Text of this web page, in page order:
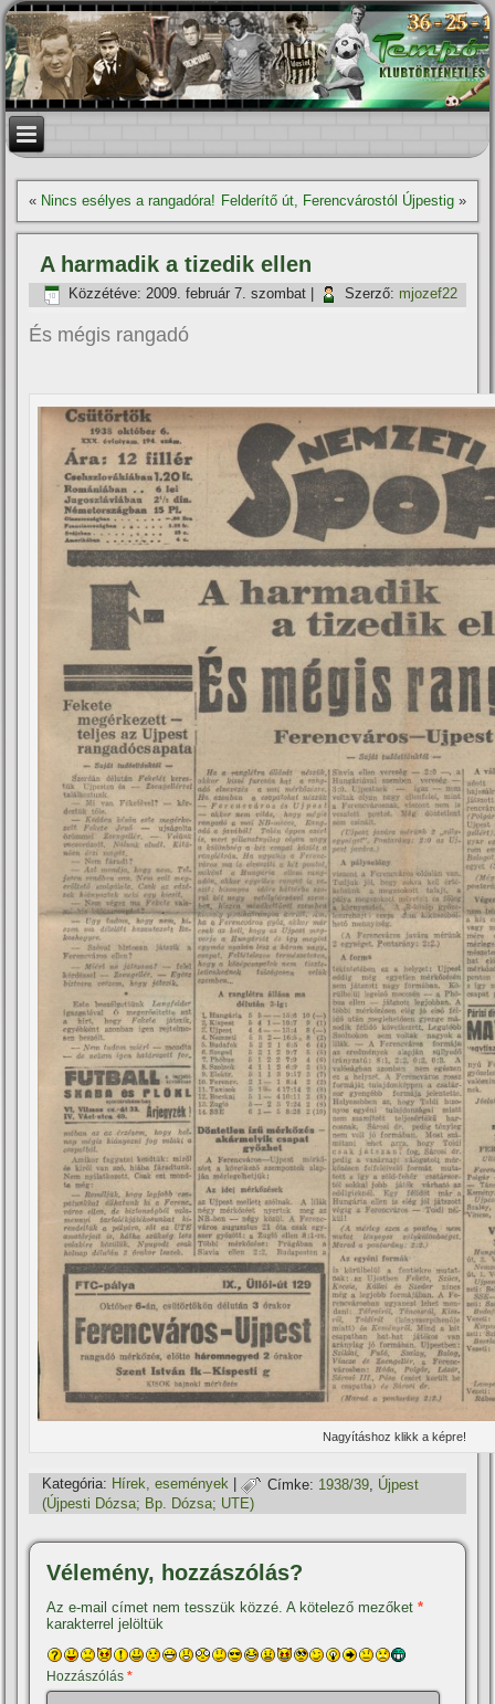
« Nincs esélyes a rangadóra! Felderí­tő út, Ferencvárostól Újpestig»
A harmadik a tizedik ellen
Közzétéve: 2009. február 7. szombat Szerző: mjozef22
És mégis rangadó
Nagyí­táshoz klikk a képre!
Kategória: Hí­rek, események | Címke: 1938/39 Újpest
(Újpesti Dózsa; Bp. Dózsa; UTE)
Vélemény, hozzászólás?
Az e-mail címet nem tesszük közzé. A kötelező mezőket*
karakterrel jelöltük
Hozzászólás*